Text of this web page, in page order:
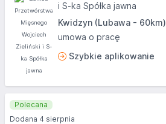
i S-ka Spółka jawna
Kwidzyn (Lubawa - 60km)
umowa o pracę
Szybkie aplikowanie
Polecana
Dodana 4 sierpnia